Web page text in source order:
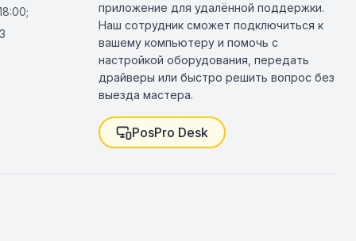
приложение для удалённой поддержки.
Наш сотрудник сможет подключиться к
вашему компьютеру и помочь с
настройкой оборудования, передать
драйверы или быстро решить вопрос без
выезда мастера.
PosPro Desk